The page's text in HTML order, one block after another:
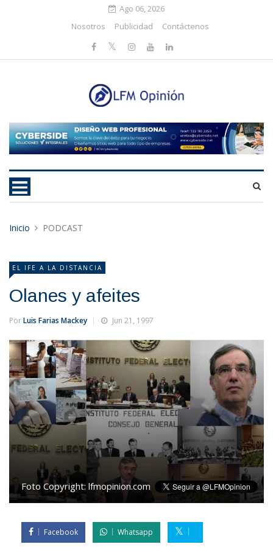
Ago 06, 2026
Nosotros
Publicidad Contáctenos
Inicio PODCAST
EL IFE A LA DISTANCIA
Olanes y afeites
PorLuis Farias Mackey Jun 21, 1997
Foto Copyright: lfmopinion.com
Facebook Whatsapp